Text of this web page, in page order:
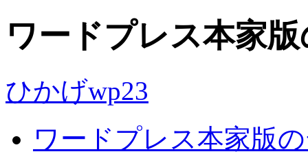
ワードプレス本家
ひかげwp23
ワードプレス本家版